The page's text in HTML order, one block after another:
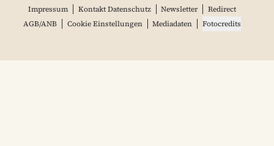
Impressum
Kontakt Datenschutz Newsletter
Redirect
AGB/ANB
Cookie Einstellungen Mediadaten Fotocredits